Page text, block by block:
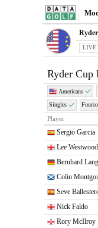
Ryder
LIVE
Ryder Cup
Americans
Singles
Player
Sergio Garcia
Lee Westwood
Bernhard
Colin
Seve
Nick Faldo
Rory McIlroy